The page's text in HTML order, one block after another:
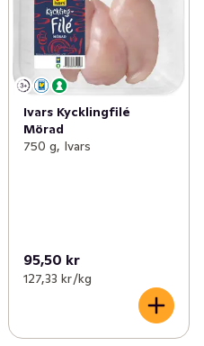
Ivars Kycklingfilé
Mörad
750 g, Ivars
95,50 kr
127,33 kr /kg